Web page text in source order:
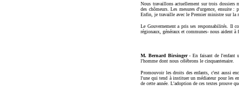
Nous travaillons actuellement sur trois dossiers
des chômeurs. Les mesures d'urgence, ensuite
Enfin, je travaille avec le Premier ministre sur la
Le Gouvernement a pris ses responsabilités. Il
régionaux, généraux et communes- nous aident
M. Bernard Birsinger -En faisant de l'enfant
l'homme dont nous célébrons le cinquantenaire.
Promouvoir les droits des enfants, c'est aussi
l'une qui tend à instituer un médiateur pour les
de cette année. L'adoption de ces textes prouve